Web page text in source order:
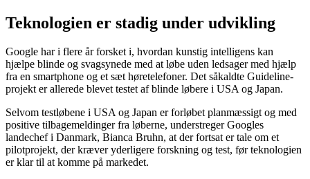
Teknologien er stadig under udvikling
Google har i flere år forsket i, hvordan kunstig intelligens kan
hjælpe blinde og svagsynede med at løbe uden ledsager med hjælp
fra en smartphone og et sæt høretelefoner. Det såkaldte Guideline-
projekt er allerede blevet testet af blinde løbere i USA og Japan.
Selvom testløbene i USA og Japan er forløbet planmæssigt og med
positive tilbagemeldinger fra løberne, understreger Googles
landechef i Danmark, Bianca Bruhn, at der fortsat er tale om et
pilotprojekt, der kræver yderligere forskning og test, før teknologien
er klar til at komme på markedet.